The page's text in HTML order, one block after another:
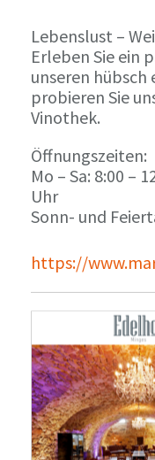
Lebenslust –
Erleben Sie ein
unseren
probieren Sie
Vinothek.
Öffnungszeiten:
Mo – Sa: 8:00 –
Uhr
Sonn- und
https://